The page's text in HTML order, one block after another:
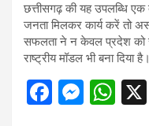
छत्तीसगढ़ की यह उपलब्धि
जनता मिलकर कार्य करें तो
सफलता ने न केवल प्रदेश को
राष्ट्रीय मॉडल भी बना दिया है।
F
M W